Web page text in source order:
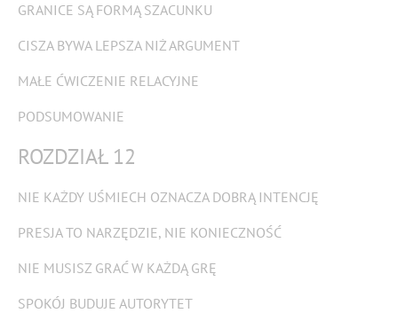
GRANICE SĄ FORMĄ SZACUNKU
CISZA BYWA LEPSZA NIŻ ARGUMENT
MAŁE ĆWICZENIE RELACYJNE
PODSUMOWANIE
ROZDZIAŁ 12
NIE KAŻDY UŚMIECH OZNACZA DOBRĄ INTENCJĘ
PRESJA TO NARZĘDZIE, NIE KONIECZNOŚĆ
NIE MUSISZ GRAĆ W KAŻDĄ GRĘ
SPOKÓJ BUDUJE AUTORYTET